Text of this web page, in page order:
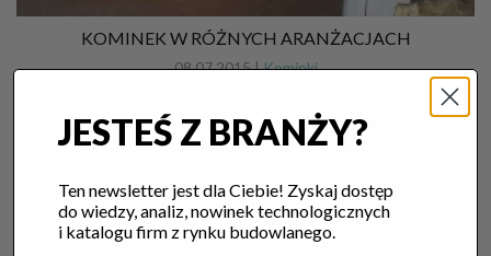
KOMINEK W RÓŻNYCH ARANŻACJACH
08.07.2015 |Kominki
JESTEŚ Z BRANŻY?
Ten newsletter jest dla Ciebie! Zyskaj dostęp
do wiedzy, analiz, nowinek technologicznych
i katalogu firm z rynku budowlanego.